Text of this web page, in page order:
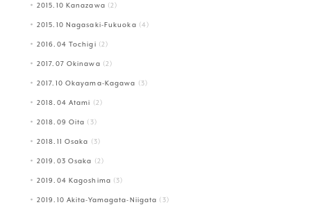
2015.10 Kanazawa (2)
2015.10 Nagasaki-Fukuoka (4)
2016.04 Tochigi (2)
2017.07 Okinawa (2)
2017.10 Okayama-Kagawa (3)
2018.04 Atami (2)
2018.09 Oita (3)
2018.11 Osaka (3)
2019.03 Osaka (2)
2019.04 Kagoshima (3)
2019.10 Akita-Yamagata-Niigata (3)